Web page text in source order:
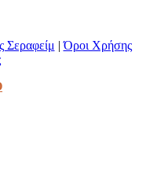
Σεραφείμ |Όροι Χρήσης